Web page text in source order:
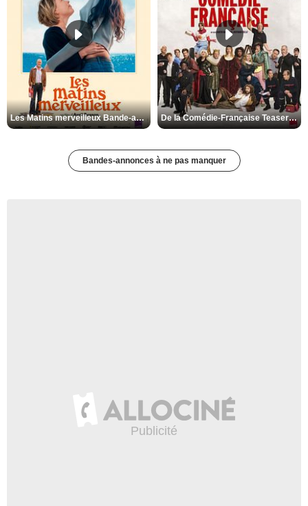
Les Matins merveilleux Bande-annonce VF De la Comédie-Française Teaser VF
Bandes-annonces à ne pas manquer